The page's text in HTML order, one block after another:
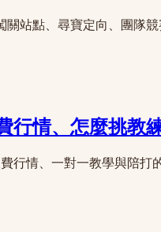
站點、尋寶定向、團隊
情、怎麼挑教
行情、一對一教學與陪